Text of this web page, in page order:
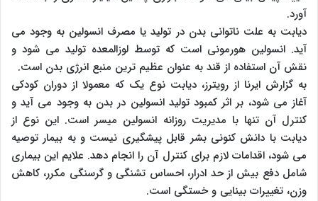
آورد.
دیابت به علت ناتوانی بدن در تولید یا مصرف انسولین به وجود می
‏آید. انسولین هورمونی است که توسط لوزالمعده تولید می شود و
نقش آن استفاده از قند به عنوان عظیم ترین منبع انرژی بدن است.
به گزارش ایرنا از رویترز، دیابت نوع یک که معمولا از دوران کودکی
آغاز می شود، بر اثر کمبود تولید انسولین در بدن به وجود می آید و
کنترل آن تنها با مدیریت روزانه انسولین میسر است. این نوع از
دیابت با دانش کنونی بشر قابل پیشگیری نیست و به بیمار توصیه
می شود، اقدامات لازم برای کنترل آن را انجام دهد. علایم این بیماری
شامل دفع بیش از حد ادرار، احساس تشنگی و گرسنگی مکرر، کاهش
وزن، تغییرات بینایی و خستگی است.